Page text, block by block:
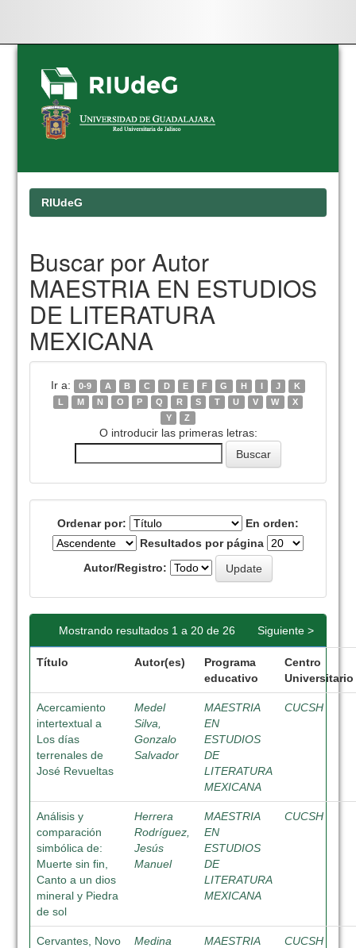
Skip
navigation
RIUdeG
Buscar por Autor
MAESTRIA EN ESTUDIOS
DE LITERATURA
MEXICANA
Ir a: 0-9 A B C D E F G H I J
K
L
M N O P Q R S T U V W
X
Y
Z
O introducir las primeras letras:
Ordenar por:
En orden:
Resultados por página
Autor/Registro:
Mostrando resultados 1 a 20 de 26 Siguiente >
Título Autor(es)
Programa
educativo
Centro
Universitario
Acercamiento
intertextual a
Los días
terrenales de
José Revueltas
Medel
Silva,
Gonzalo
Salvador
MAESTRIA
EN
ESTUDIOS
DE
LITERATURA
MEXICANA
CUCSH
Análisis y
comparación
simbólica de:
Muerte sin fin,
Canto a un dios
mineral y Piedra
de sol
Herrera
Rodríguez,
Jesús
Manuel
MAESTRIA
EN
ESTUDIOS
DE
LITERATURA
MEXICANA
CUCSH
Cervantes, Novo
Medina
MAESTRIA
CUCSH